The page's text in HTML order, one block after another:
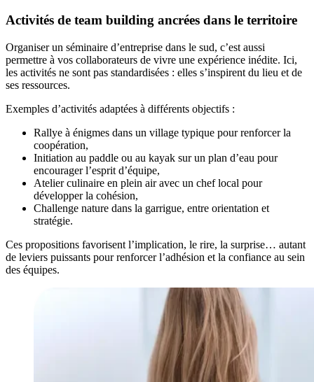
Activités de team building ancrées dans le territoire
Organiser un séminaire d’entreprise dans le sud, c’est aussi
permettre à vos collaborateurs de vivre une expérience inédite. Ici,
les activités ne sont pas standardisées : elles s’inspirent du lieu et de
ses ressources.
Exemples d’activités adaptées à différents objectifs :
Rallye à énigmes dans un village typique pour renforcer la
coopération,
Initiation au paddle ou au kayak sur un plan d’eau pour
encourager l’esprit d’équipe,
Atelier culinaire en plein air avec un chef local pour
développer la cohésion,
Challenge nature dans la garrigue, entre orientation et
stratégie.
Ces propositions favorisent l’implication, le rire, la surprise… autant
de leviers puissants pour renforcer l’adhésion et la confiance au sein
des équipes.